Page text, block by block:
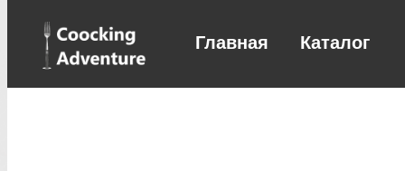
Главная Каталог